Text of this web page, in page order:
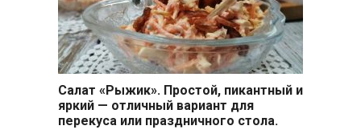
Салат «Рыжик». Простой, пикантный и
яркий — отличный вариант для
перекуса или праздничного стола.